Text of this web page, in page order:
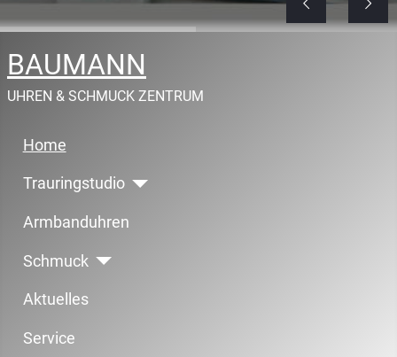
BAUMANN
UHREN & SCHMUCK ZENTRUM
Home
Trauringstudio
Armbanduhren
Schmuck
Aktuelles
Service